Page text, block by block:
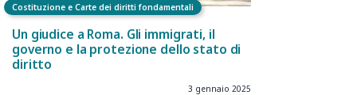
Costituzione e Carte dei diritti fondamentali
Un giudice a Roma. Gli immigrati, il
governo e la protezione dello stato di
diritto
3 gennaio 2025